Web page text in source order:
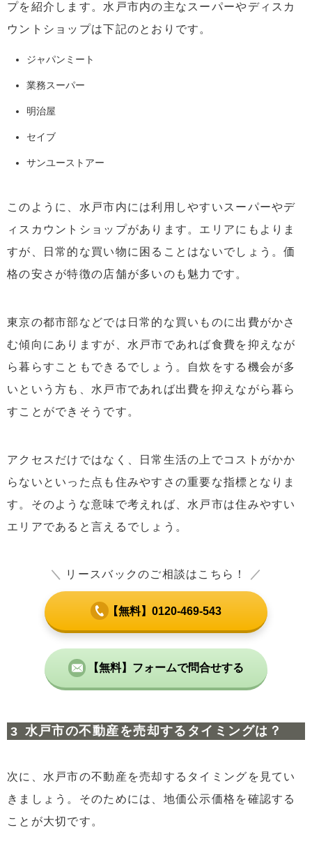
プを紹介します。水戸市内の主なスーパーやディスカ
ウントショップは下記のとおりです。
ジャパンミート
業務スーパー
明治屋
セイブ
サンユーストアー
このように、水戸市内には利用しやすいスーパーやデ
ィスカウントショップがあります。エリアにもよりま
すが、日常的な買い物に困ることはないでしょう。価
格の安さが特徴の店舗が多いのも魅力です。
東京の都市部などでは日常的な買いものに出費がかさ
む傾向にありますが、水戸市であれば食費を抑えなが
ら暮らすこともできるでしょう。自炊をする機会が多
いという方も、水戸市であれば出費を抑えながら暮ら
すことができそうです。
アクセスだけではなく、日常生活の上でコストがかか
らないといった点も住みやすさの重要な指標となりま
す。そのような意味で考えれば、水戸市は住みやすい
エリアであると言えるでしょう。
＼ リースバックのご相談はこちら！ ／
【無料】0120-469-543
【無料】フォームで問合せする
水戸市の不動産を売却するタイミングは？
次に、水戸市の不動産を売却するタイミングを見てい
きましょう。そのためには、地価公示価格を確認する
ことが大切です。